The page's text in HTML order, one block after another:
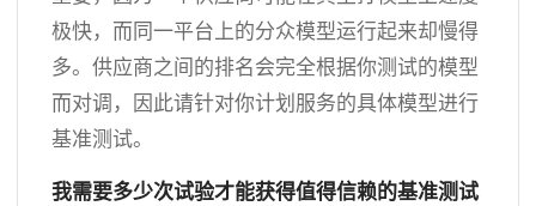
极快，而同一平台上的分众模型运行起来却慢得
多。供应商之间的排名会完全根据你测试的模型
而对调，因此请针对你计划服务的具体模型进行
基准测试。
我需要多少次试验才能获得值得信赖的基准测试